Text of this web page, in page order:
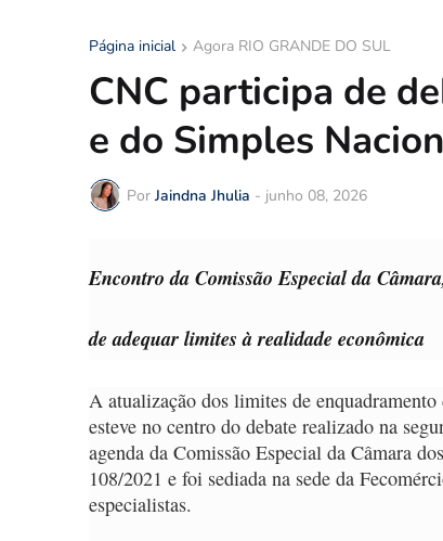
Página inicial Agora RIO GRANDE DO SUL
CNC participa de
e do Simples
Por Jaindna Jhulia - junho 08, 2026
Encontro da Comissão Especial da
de adequar limites à realidade econômica
A atualização dos limites de
esteve no centro do debate realizado na
agenda da Comissão Especial da Câmara
108/2021 e foi sediada na sede da
especialistas.